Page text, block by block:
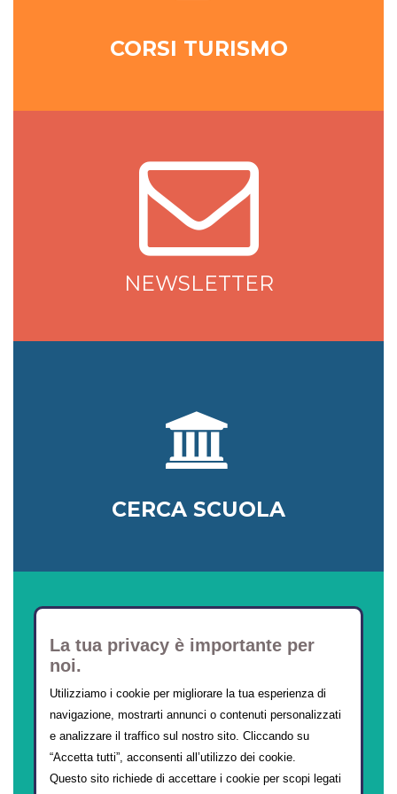
CORSI TURISMO
NEWSLETTER
CERCA SCUOLA
CORSI ONLINE
La tua privacy è importante per
noi.
Utilizziamo i cookie per migliorare la tua esperienza di
navigazione, mostrarti annunci o contenuti personalizzati
e analizzare il traffico sul nostro sito. Cliccando su
“Accetta tutti”, acconsenti all’utilizzo dei cookie.
Questo sito richiede di accettare i cookie per scopi legati